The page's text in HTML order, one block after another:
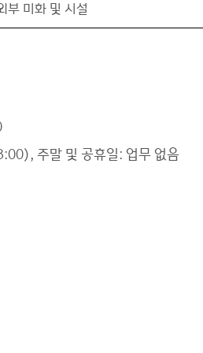
맵
부 미화 및 시설
주말 및 공휴일: 업무 없음